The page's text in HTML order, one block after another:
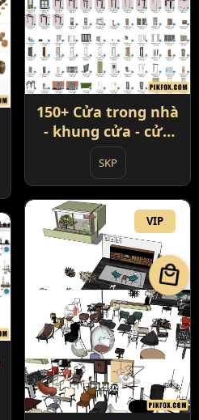
150+ Cửa trong nhà
- khung cửa - cửa
phòng và đồ nội
thất
SKP
VIP
local_mall